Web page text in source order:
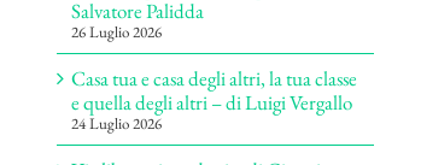
Salvatore Palidda
26 Luglio 2026
Casa tua e casa degli altri, la tua classe
e quella degli altri – di Luigi Vergallo
24 Luglio 2026